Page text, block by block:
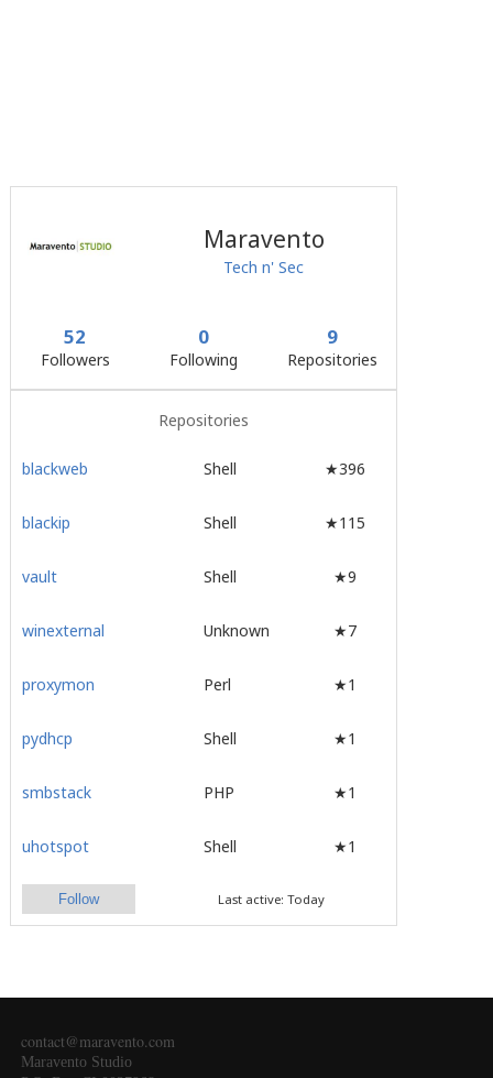
Maravento
Tech n' Sec
52
Followers
0
Following
9
Repositories
Repositories
blackweb Shell ★396
blackip Shell ★115
vault Shell ★9
winexternal Unknown ★7
proxymon Perl ★1
pydhcp Shell ★1
smbstack PHP ★1
uhotspot Shell ★1
Follow Last active: Today
contact@maravento.com
Maravento Studio